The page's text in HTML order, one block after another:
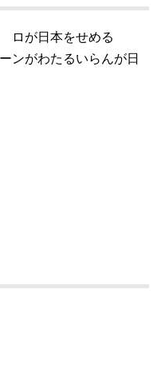
ロが日本をせめる
ンがわたるいらんが日